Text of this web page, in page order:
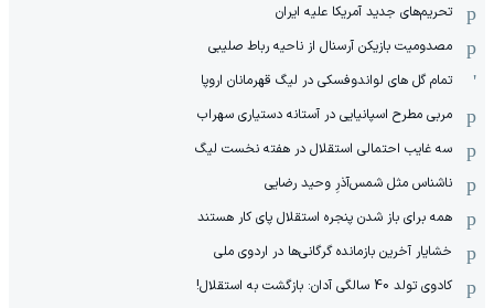
تحریم‌های جدید آمریکا علیه ایران
مصدومیت بازیکن آرسنال از ناحیه رباط صلیبی
تمام گل های لواندوفسکی در لیگ قهرمانان اروپا
مربی مطرح اسپانیایی در آستانه دستیاری سهراب
سه غایب احتمالی استقلال در هفته نخست لیگ
ناشناس مثل شمس‌آذرِ وحید رضایی
همه برای باز شدن پنجره استقلال پای کار هستند
خشایار آخرین بازمانده گرگانی‌ها در اردوی ملی
کادوی تولد 40 سالگی آدان: بازگشت به استقلال!